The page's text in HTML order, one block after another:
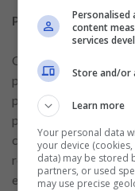
Personnalisez votre
Chaque hôtel peut
poste de
personnaliser votre
postulez. Si l’hôtel en
certains logiciels de
réservation spécifique
expérience dans votre
Personalised
content
services
Store and/or
Learn more
Your personal data
your device
data) may be stored
partners, or used
may use precise